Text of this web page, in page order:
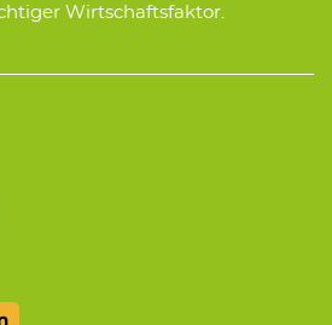
Wirtschaftsfaktor.